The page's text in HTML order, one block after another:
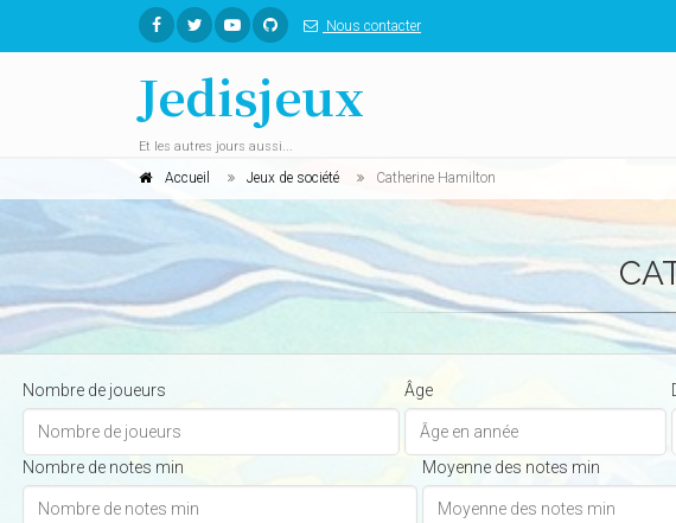
Nous contacter
Jedisjeux
Et les autres jours aussi...
Accueil Jeux de société Catherine Hamilton
Nombre de joueurs Âge
Nombre de notes min Moyenne des notes min